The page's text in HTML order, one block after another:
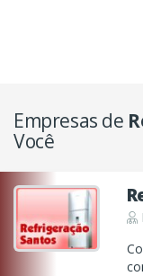
Empresas de
Você